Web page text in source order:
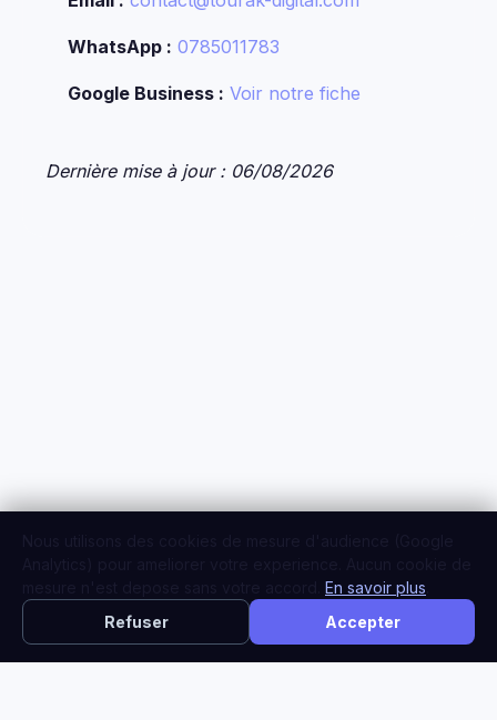
En savoir plus
Refuser
Accepter
WhatsApp : 0785011783
Google Business : Voir notre fiche
Dernière mise à jour : 06/08/2026